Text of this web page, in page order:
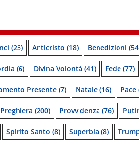
(23) Anticristo (18) Benedizioni
(6) Divina Volontà (41) Fede (77)
Presente (7) Natale (16) Pace
Preghiera (200) Provvidenza (76)
Spirito Santo (8) Superbia (8) Trump